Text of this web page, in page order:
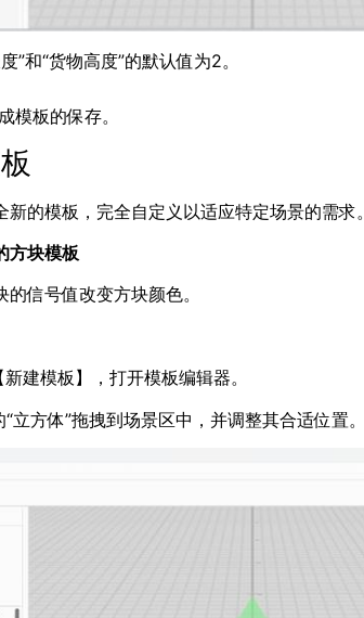
”和“货物高度”的默认值为2。
模板的保存。
的模板，完全自定义以适应特定场景的需求。
方块模板
信号值改变方块颜色。
建模板】，打开模板编辑器。
立方体”拖拽到场景区中，并调整其合适位置。